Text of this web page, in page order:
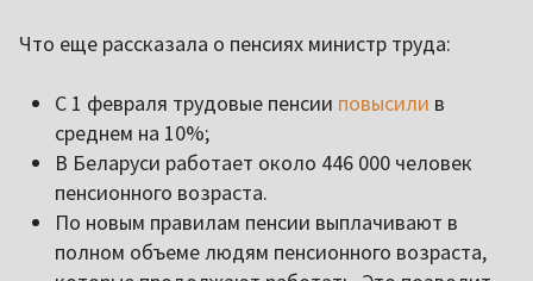
Что еще рассказала о пенсиях министр труда:
С 1 февраля трудовые пенсии повысили в
среднем на 10%;
В Беларуси работает около 446 000 человек
пенсионного возраста.
По новым правилам пенсии выплачивают в
полном объеме людям пенсионного возраста,